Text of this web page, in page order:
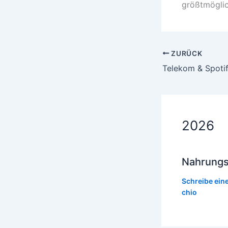
ZURÜCK
Telekom &
2026
Schreibe
chio